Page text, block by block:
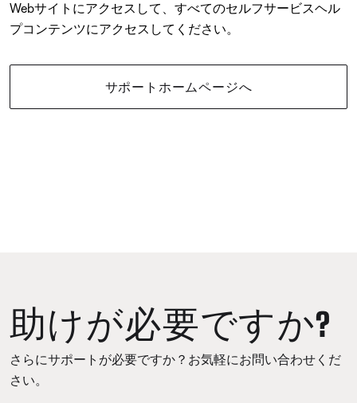
Webサイトにアクセスして、すべてのセルフサービスヘル
プコンテンツにアクセスしてください。
サポートホームページへ
助けが必要ですか?
さらにサポートが必要ですか？お気軽にお問い合わせくだ
さい。